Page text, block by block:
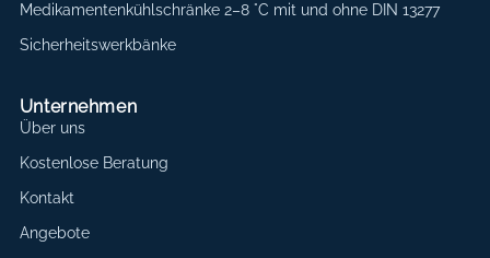
Medikamentenkühlschränke 2–8 °C mit und ohne DIN 13277
Sicherheitswerkbänke
Unternehmen
Über uns
Kostenlose Beratung
Kontakt
Angebote